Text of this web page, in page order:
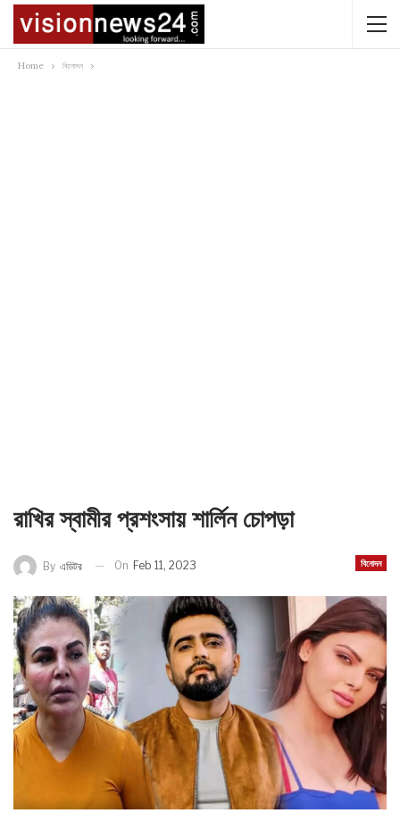
Home বিনোদন
রাখির স্বামীর প্রশংসায় শার্লিন চোপড়া
বিনোদন
By এডিটর On Feb 11, 2023